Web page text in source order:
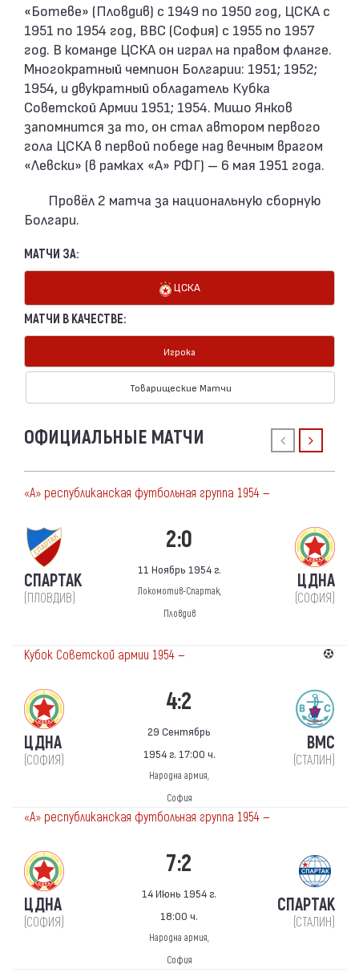
«Ботеве» (Пловдив) с 1949 по 1950 год, ЦСКА с
1951 по 1954 год, ВВС (София) с 1955 по 1957
год. В команде ЦСКА он играл на правом фланге.
Многократный чемпион Болгарии: 1951; 1952;
1954, и двукратный обладатель Кубка
Советской Армии 1951; 1954. Мишо Янков
запомнится за то, он стал автором первого
гола ЦСКА в первой победе над вечным врагом
«Левски» (в рамках «А» РФГ) – 6 мая 1951 года.
Провёл 2 матча за национальную сборную
Болгари.
МАТЧИ ЗА:
ЦСКА
МАТЧИ В КАЧЕСТВЕ:
Игрока
Товарищеские Матчи
ОФИЦИАЛЬНЫЕ МАТЧИ
«А» республиканская футбольная группа 1954 —
СПАРТАК
(ПЛОВДИВ)
2:0
11 Ноябрь 1954 г.
Локомотив-Спартак,
Пловдив
ЦДНА
(СОФИЯ)
Кубок Советской армии 1954 —
ЦДНА
(СОФИЯ)
4:2
29 Сентябрь
1954 г. 17:00 ч.
Народна армия,
София
ВМС
(СТАЛИН)
«А» республиканская футбольная группа 1954 —
ЦДНА
(СОФИЯ)
7:2
14 Июнь 1954 г.
18:00 ч.
Народна армия,
София
СПАРТАК
(СТАЛИН)